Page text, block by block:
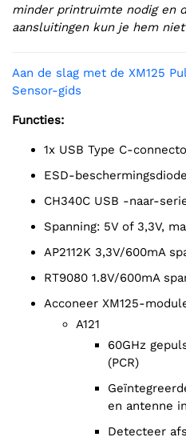
minder printruimte nodig en
aansluitingen kun je hem
Aan de slag met de XM125
Sensor-gids
Functies:
1x USB Type C-
ESD-
CH340C USB -naar-
Spanning: 5V of 3,3V,
AP2112K 3,3V/600mA
RT9080 1.8V/600mA
Acconeer XM125-
A121
60GHz gepulseerde coherente radar
(PCR)
Geïntegreerde basisband, RF-front-end
en antenne
Detecteer afstand, snelheid, beweging